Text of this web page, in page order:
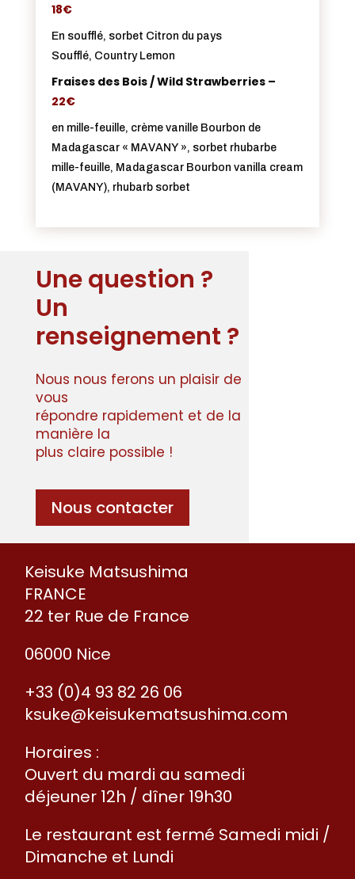
18€
En soufflé, sorbet Citron du pays
Soufflé, Country Lemon
Fraises des Bois / Wild Strawberries –
22€
en mille-feuille, crème vanille Bourbon de
Madagascar « MAVANY », sorbet rhubarbe
mille-feuille, Madagascar Bourbon vanilla cream
(MAVANY), rhubarb sorbet
Une question ?
Un
renseignement ?
Nous nous ferons un plaisir de
vous
répondre rapidement et de la
manière la
plus claire possible !
Nous contacter
Keisuke Matsushima
FRANCE
22 ter Rue de France
06000 Nice
+33 (0)4 93 82 26 06
ksuke@keisukematsushima.com
Horaires :
Ouvert du mardi au samedi
déjeuner 12h / dîner 19h30
Le restaurant est fermé Samedi midi /
Dimanche et Lundi